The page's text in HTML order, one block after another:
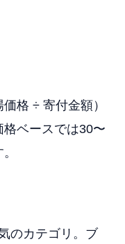
格 ÷ 寄付金額）
ベースでは30〜
のカテゴリ。ブ